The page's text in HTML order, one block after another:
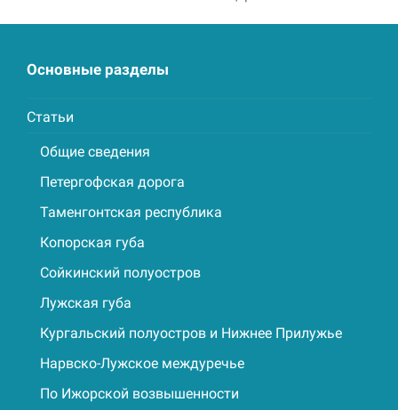
Основные разделы
Статьи
Общие сведения
Петергофская дорога
Таменгонтская республика
Копорская губа
Сойкинский полуостров
Лужская губа
Кургальский полуостров и Нижнее Прилужье
Нарвско-Лужское междуречье
По Ижорской возвышенности